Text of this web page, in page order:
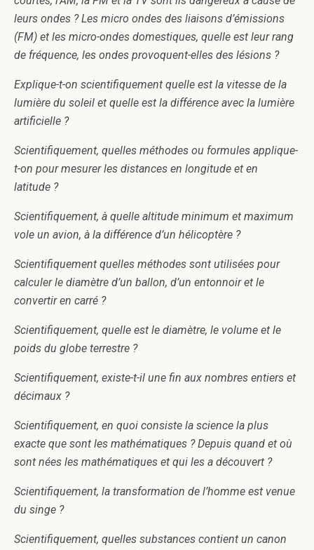
leurs ondes ? Les micro ondes des liaisons d’émissions
(FM) et les micro-ondes domestiques, quelle est leur rang
de fréquence, les ondes provoquent-elles des lésions ?
Explique-t-on scientifiquement quelle est la vitesse de la
lumière du soleil et quelle est la différence avec la lumière
artificielle ?
Scientifiquement, quelles méthodes ou formules applique-
t-on pour mesurer les distances en longitude et en
latitude ?
Scientifiquement, à quelle altitude minimum et maximum
vole un avion, à la différence d’un hélicoptère ?
Scientifiquement quelles méthodes sont utilisées pour
calculer le diamètre d’un ballon, d’un entonnoir et le
convertir en carré ?
Scientifiquement, quelle est le diamètre, le volume et le
poids du globe terrestre ?
Scientifiquement, existe-t-il une fin aux nombres entiers et
décimaux ?
Scientifiquement, en quoi consiste la science la plus
exacte que sont les mathématiques ? Depuis quand et où
sont nées les mathématiques et qui les a découvert ?
Scientifiquement, la transformation de l’homme est venue
du singe ?
Scientifiquement, quelles substances contient un canon